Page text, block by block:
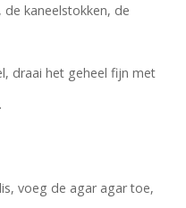
kaneelstokken, de
draai het geheel fijn met
voeg de agar agar toe,